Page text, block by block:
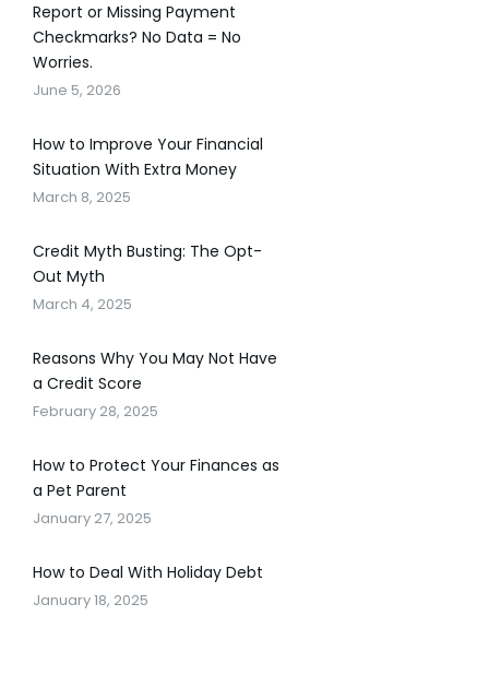
Report or Missing Payment
Checkmarks? No Data = No
Worries.
June 5, 2026
How to Improve Your Financial
Situation With Extra Money
March 8, 2025
Credit Myth Busting: The Opt-
Out Myth
March 4, 2025
Reasons Why You May Not Have
a Credit Score
February 28, 2025
How to Protect Your Finances as
a Pet Parent
January 27, 2025
How to Deal With Holiday Debt
January 18, 2025